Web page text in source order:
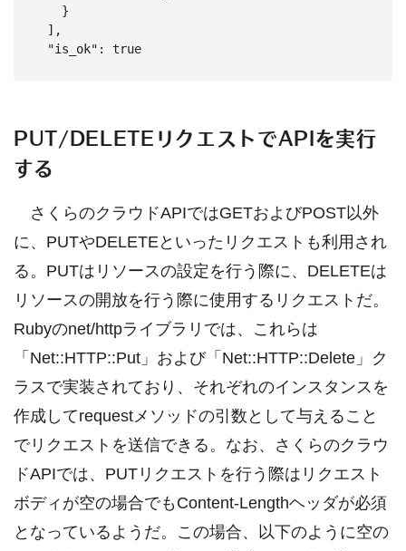
    }
  ],
PUT/DELETEリクエストでAPIを実行
する
さくらのクラウドAPIではGETおよびPOST以外
に、PUTやDELETEといったリクエストも利用され
る。PUTはリソースの設定を行う際に、DELETEは
リソースの開放を行う際に使用するリクエストだ。
Rubyのnet/httpライブラリでは、これらは
「Net::HTTP::Put」および「Net::HTTP::Delete」ク
ラスで実装されており、それぞれのインスタンスを
作成してrequestメソッドの引数として与えること
でリクエストを送信できる。なお、さくらのクラウ
ドAPIでは、PUTリクエストを行う際はリクエスト
ボディが空の場合でもContent-Lengthヘッダが必須
となっているようだ。この場合、以下のように空の